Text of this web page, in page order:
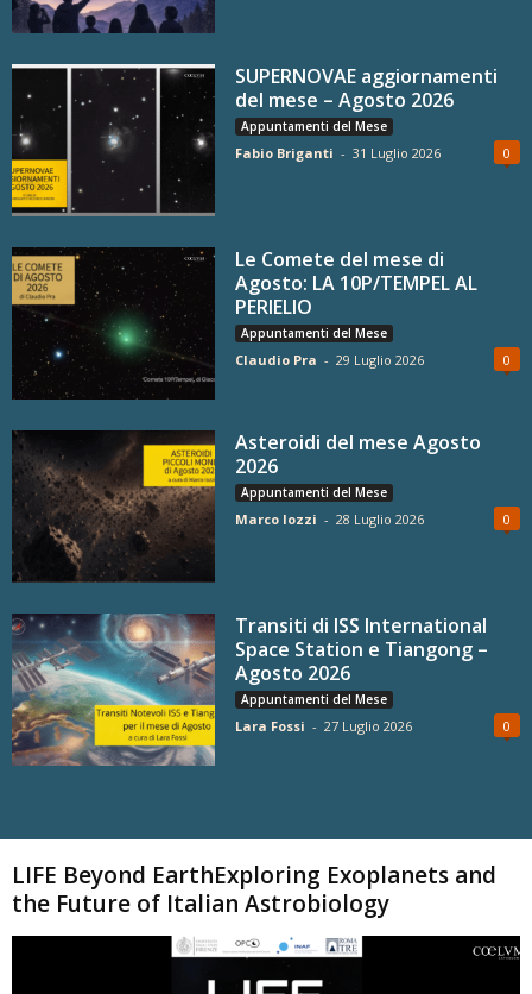
SUPERNOVAE aggiornamenti
del mese – Agosto 2026
Appuntamenti del Mese
Fabio Briganti - 31 Luglio 2026 0
Le Comete del mese di
Agosto: LA 10P/TEMPEL AL
PERIELIO
Appuntamenti del Mese
Claudio Pra - 29 Luglio 2026 0
Asteroidi del mese Agosto
2026
Appuntamenti del Mese
Marco Iozzi - 28 Luglio 2026 0
Transiti di ISS International
Space Station e Tiangong –
Agosto 2026
Appuntamenti del Mese
Lara Fossi - 27 Luglio 2026 0
LIFE Beyond EarthExploring Exoplanets and
the Future of Italian Astrobiology